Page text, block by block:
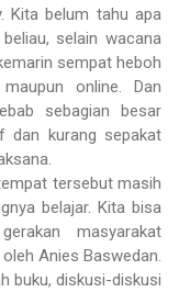
Kita belum tahu apa
selain wacana
sempat heboh
online. Dan
sebagian besar
dan kurang sepakat
tersebut masih
belajar. Kita bisa
masyarakat
Anies Baswedan.
buku, diskusi-diskusi